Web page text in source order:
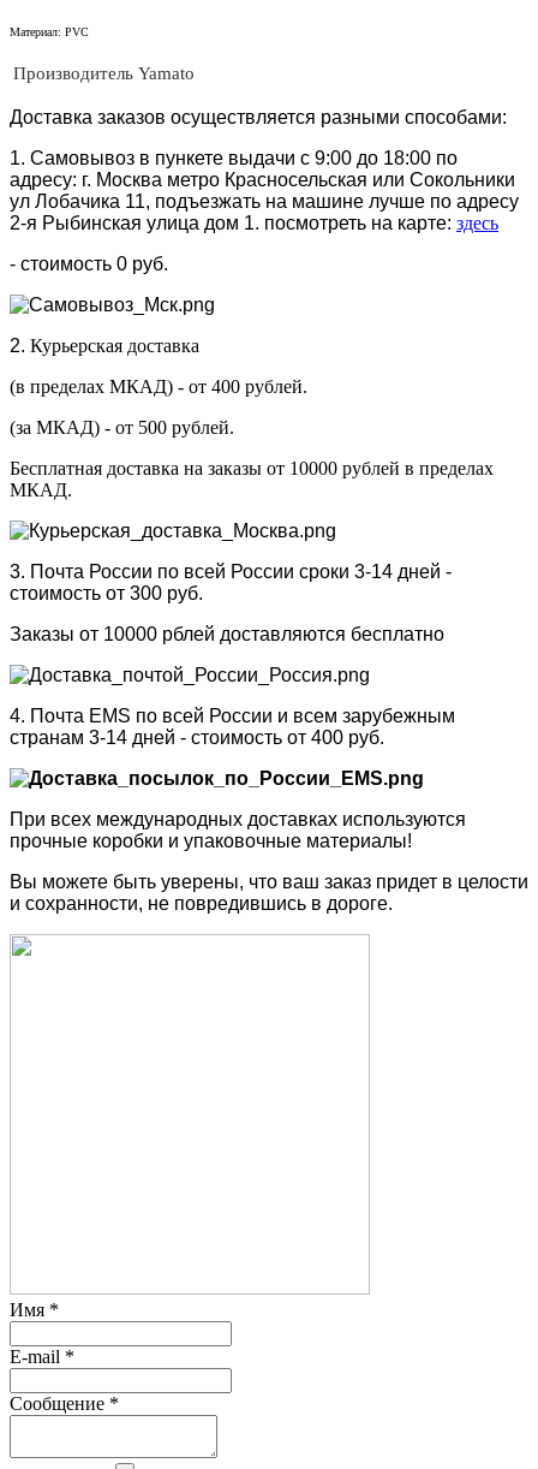
Материал: PVC
Производитель Yamato
Доставка заказов осуществляется разными способами:
1. Самовывоз в пункете выдачи с 9:00 до 18:00 по
адресу: г. Москва метро Красносельская или Сокольники
ул Лобачика 11, подъезжать на машине лучше по адресу
2-я Рыбинская улица дом 1. посмотреть на карте: здесь
- стоимость 0 руб.
2. Курьерская доставка
(в пределах МКАД) - от 400 рублей.
(за МКАД) - от 500 рублей.
Бесплатная доставка на заказы от 10000 рублей в пределах
МКАД.
3. Почта России по всей России сроки 3-14 дней -
стоимость от 300 руб.
Заказы от 10000 рблей доставляются бесплатно
4. Почта EMS по всей России и всем зарубежным
странам 3-14 дней - стоимость от 400 руб.
При всех международных доставках используются
прочные коробки и упаковочные материалы!
Вы можете быть уверены, что ваш заказ придет в целости
и сохранности, не повредившись в дороге.
Имя *
E-mail *
Сообщение *